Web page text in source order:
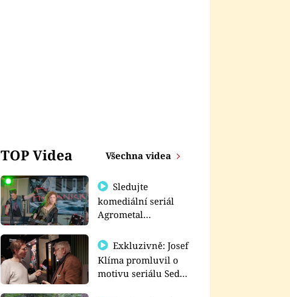
TOP Videa Všechna videa
Sledujte
komediální seriál
Agrometal
prima+
Exkluzivně: Josef
Klíma promluvil o
motivu seriálu Sedm